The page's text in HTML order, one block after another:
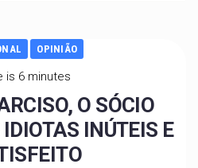
OPINIÃO
is 6 minutes
O SÓCIO
INÚTEIS E